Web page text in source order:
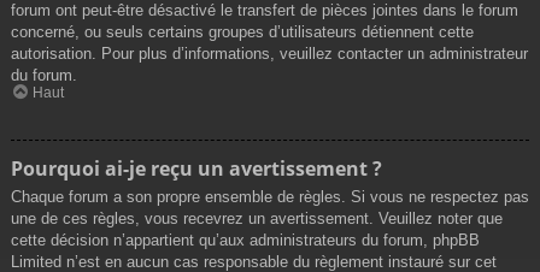
forum ont peut-être désactivé le transfert de pièces jointes dans le forum
concerné, ou seuls certains groupes d’utilisateurs détiennent cette
autorisation. Pour plus d’informations, veuillez contacter un administrateur
du forum.
Haut
Pourquoi ai-je reçu un avertissement ?
Chaque forum a son propre ensemble de règles. Si vous ne respectez pas
une de ces règles, vous recevrez un avertissement. Veuillez noter que
cette décision n’appartient qu’aux administrateurs du forum, phpBB
Limited n’est en aucun cas responsable du règlement instauré sur cet